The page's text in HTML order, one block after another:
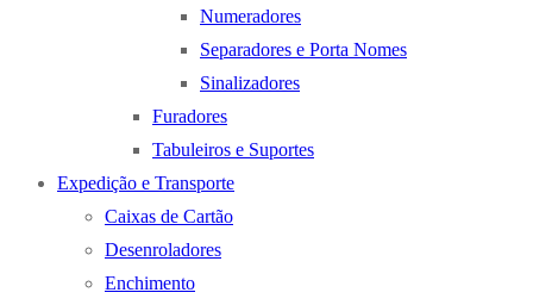
Numeradores
Separadores e Porta Nomes
Sinalizadores
Furadores
Tabuleiros e Suportes
Expedição e Transporte
Caixas de Cartão
Desenroladores
Enchimento